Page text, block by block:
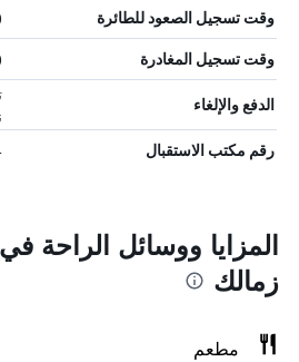
وقت تسجيل الصعود للطائرة
وقت تسجيل المغادرة
الدفع والإلغاء
رقم مكتب الاستقبال
المزايا ووسائل الراحة
زمالك
مطعم